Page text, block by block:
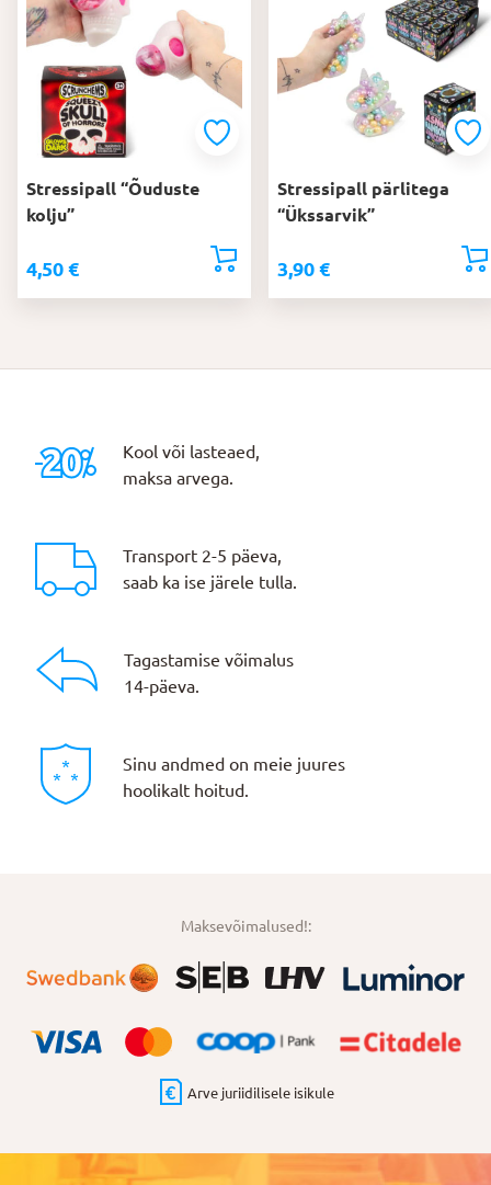
Stressipall “Õuduste
kolju”
4,50 €
Stressipall pärlitega
“Ükssarvik”
3,90 €
Kool või lasteaed,
maksa arvega.
Transport 2-5 päeva,
saab ka ise järele tulla.
Tagastamise võimalus
14-päeva.
Sinu andmed on meie juures
hoolikalt hoitud.
Maksevõimalused!:
Arve juriidilisele isikule